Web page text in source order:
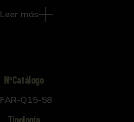
(Tesis doctoral inédita,
de Sevilla, 2018).
Leer más
NºCatálogo
Q15-58
Tipología